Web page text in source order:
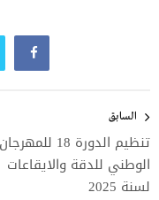
المقالات
السابق
تنظيم الدورة 18 للمهرجان
الوطني للدقة والايقاعات
لسنة 2025